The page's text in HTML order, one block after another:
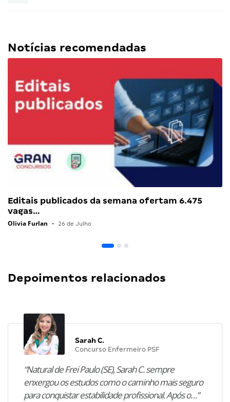
Notícias recomendadas
Editais publicados da semana ofertam 6.475
vagas…
Olivia Furlan • 26 de Julho
Depoimentos relacionados
Sarah C.
Concurso Enfermeiro PSF
“Natural de Frei Paulo (SE), Sarah C. sempre
enxergou os estudos como o caminho mais seguro
para conquistar estabilidade profissional. Após o…”